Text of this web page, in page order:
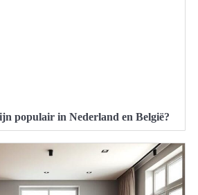
populair in Nederland en België?